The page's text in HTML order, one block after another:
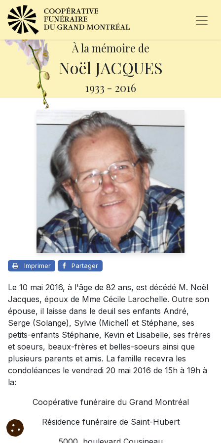
À la mémoire de
Noël JACQUES
1933 - 2016
Imprimer Partager
Le 10 mai 2016, à l'âge de 82 ans, est décédé M. Noël
Jacques, époux de Mme Cécile Larochelle. Outre son
épouse, il laisse dans le deuil ses enfants André,
Serge (Solange), Sylvie (Michel) et Stéphane, ses
petits-enfants Stéphanie, Kevin et Lisabelle, ses frères
et soeurs, beaux-frères et belles-soeurs ainsi que
plusieurs parents et amis. La famille recevra les
condoléances le vendredi 20 mai 2016 de 15h à 19h à
la:
Coopérative funéraire du Grand Montréal
Résidence funéraire de Saint-Hubert